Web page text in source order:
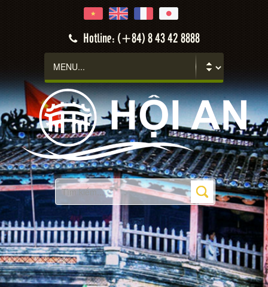
Hotline: (+84) 8 43 42 8888